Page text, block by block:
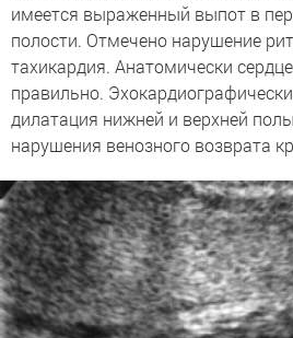
имеется выраженный выпот в
полости. Отмечено нарушение
тахикардия. Анатомически
правильно.
дилатация нижней и верхней
нарушения венозного возврата